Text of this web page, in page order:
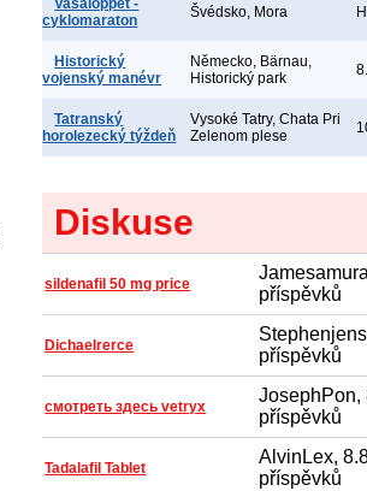
Vasaloppet -
cyklomaraton
Švédsko, Mora
Historický
vojenský manévr
Německo, Bärnau,
Historický park
Tatranský
horolezecký týždeň
Vysoké Tatry, Chata Pri
Zelenom plese
Diskuse
sildenafil 50 mg price
příspěvků
Dichaelrerce
příspěvků
смотреть здесь vetryx
JosephPon,
příspěvků
Tadalafil Tablet
AlvinLex,
příspěvků